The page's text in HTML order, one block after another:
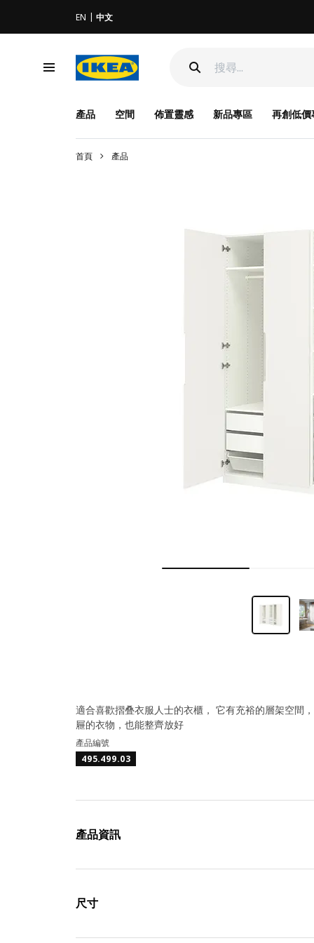
EN 中文
產品 空間 佈置靈感 新品專區 再創低價
首頁 產品
適合喜歡摺叠衣服人士的衣櫃， 它有充裕的層架空間
屜的衣物，也能整齊放好
產品編號
495.499.03
產品資訊
尺寸